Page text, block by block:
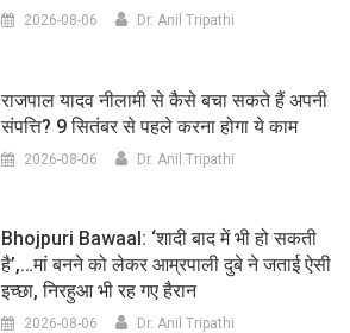
2026-08-06 Dr. Anil Tripathi
राजपाल यादव नीलामी से कैसे बचा सकते हैं अपनी
संपत्ति? 9 सितंबर से पहले करना होगा ये काम
2026-08-06 Dr. Anil Tripathi
Bhojpuri Bawaal: ‘शादी बाद में भी हो सकती
है’,…मां बनने को लेकर आम्रपाली दुबे ने जताई ऐसी
इच्छा, निरहुआ भी रह गए हैरान
2026-08-06 Dr. Anil Tripathi